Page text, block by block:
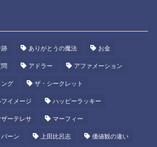
跡 ありがとうの魔法 お金
アドラー アファメーション
ング ザ・シークレット
フイメージ ハッピーラッキー
ザーテレサ マーフィー
バーン 上田比呂志 価値観の違い